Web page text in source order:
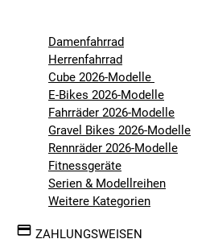
Damenfahrrad
Herrenfahrrad
Cube 2026-Modelle
E-Bikes 2026-Modelle
Fahrräder 2026-Modelle
Gravel Bikes 2026-Modelle
Rennräder 2026-Modelle
Fitnessgeräte
Serien & Modellreihen
Weitere Kategorien
ZAHLUNGSWEISEN